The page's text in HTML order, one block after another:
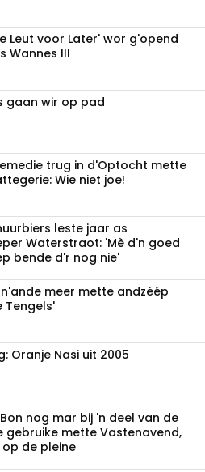
Leut voor Later' wor g'opend
Wannes III
gaan wir op pad
trug in d'Optocht mette
Wie niet joe!
leste jaar as
Waterstraot: 'Mè d'n goed
bende d'r nog nie'
n'ande meer mette andzéép
Tengels'
Oranje Nasi uit 2005
nog mar bij 'n deel van de
gebruike mette Vastenavend,
op de pleine